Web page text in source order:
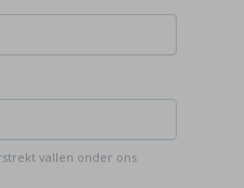
vallen onder ons